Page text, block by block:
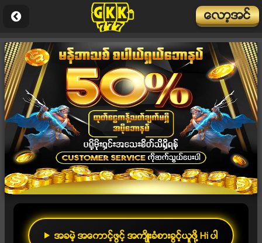
ေလာ့အင္
အခမဲ့ အေကာင့္ဖြင့္ အက်ိဳးခံစားခြင့္ယူဖို႔ Hi ပါ